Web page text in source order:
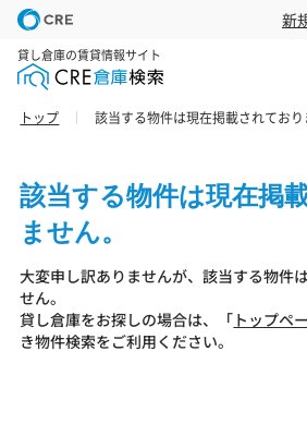
新
貸し倉庫の賃貸情報サイト
トップ 該当する物件は現在掲載されており
該当する物件は現在掲
ません。
大変申し訳ありませんが、該当する物件
せん。
貸し倉庫をお探しの場合は、「 トップペ
き物件検索をご利用ください。